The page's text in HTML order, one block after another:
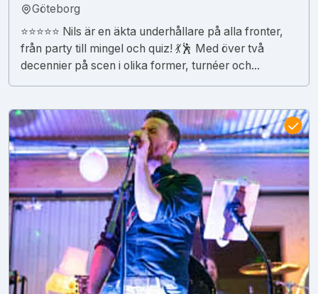
Göteborg
⭐⭐⭐⭐⭐ Nils är en äkta underhållare på alla fronter,
från party till mingel och quiz! 💃🕺 Med över två
decennier på scen i olika former, turnéer och...